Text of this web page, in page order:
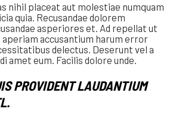
nihil placeat aut molestiae numquam
quia. Recusandae dolorem
asperiores et. Ad repellat ut
accusantium harum error
delectus. Deserunt vel a
amet eum. Facilis dolore unde.
PROVIDENT LAUDANTIUM